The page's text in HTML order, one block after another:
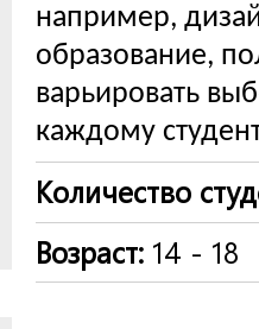
например,
образование,
варьировать
каждому
Количество
Возраст: 14 - 18